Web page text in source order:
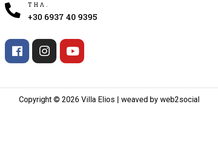
ΤΗΛ.
+30 6937 40 9395
Copyright © 2026 Villa Elios | weaved by web2social